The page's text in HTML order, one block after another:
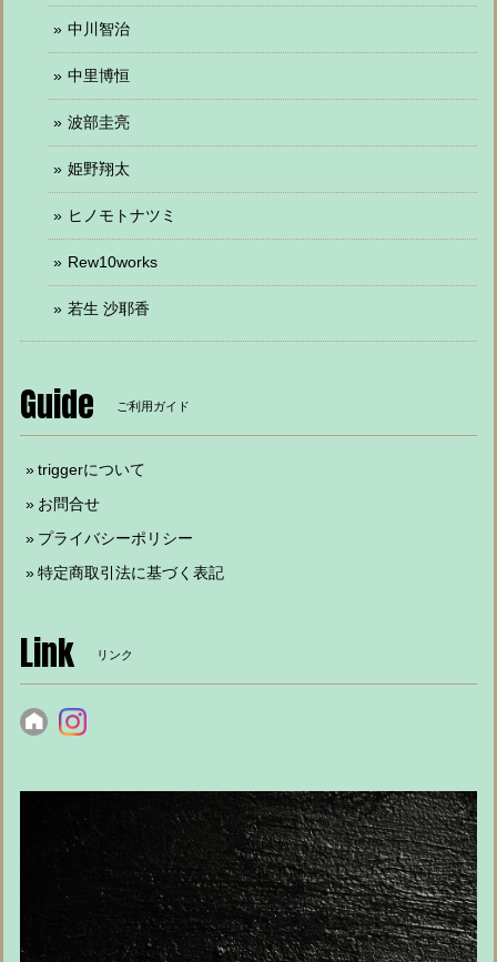
中川智治
中里博恒
波部圭亮
姫野翔太
ヒノモトナツミ
Rew10works
若生 沙耶香
Guide ご利用ガイド
triggerについて
お問合せ
プライバシーポリシー
特定商取引法に基づく表記
Link リンク